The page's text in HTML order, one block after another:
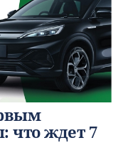
что ждет 7